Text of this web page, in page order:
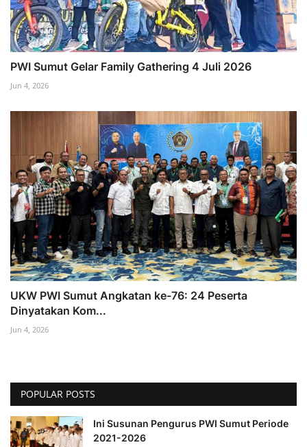
PWI Sumut Gelar Family Gathering 4 Juli 2026
Jun 4, 2026
UKW PWI Sumut Angkatan ke-76: 24 Peserta
Dinyatakan Kom...
Jun 4, 2026
POPULAR POSTS
Ini Susunan Pengurus PWI Sumut Periode
2021-2026